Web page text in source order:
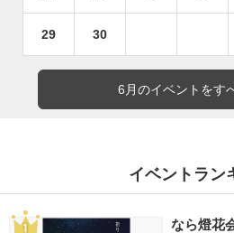
29 30
6月のイベントをす
イベントラン
なら燈花